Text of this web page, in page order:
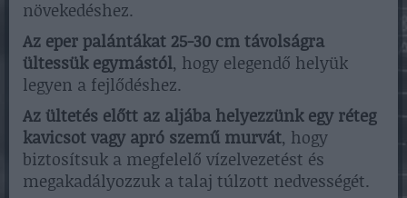
növekedéshez.
Az eper palántákat 25-30 cm távolságra
ültessük egymástól, hogy elegendő helyük
legyen a fejlődéshez.
Az ültetés előtt az aljába helyezzünk egy réteg
kavicsot vagy apró szemű murvát, hogy
biztosítsuk a megfelelő vízelvezetést és
megakadályozzuk a talaj túlzott nedvességét.